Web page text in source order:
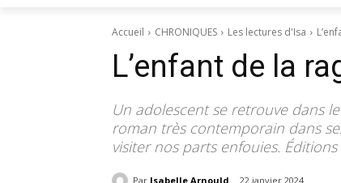
Accueil CHRONIQUES Les lectures d'Isa
L’enfant de la
Un adolescent se retrouve dans
roman très contemporain dans
visiter nos parts enfouies.
Par Isabelle Arnould 22 janvier 2024